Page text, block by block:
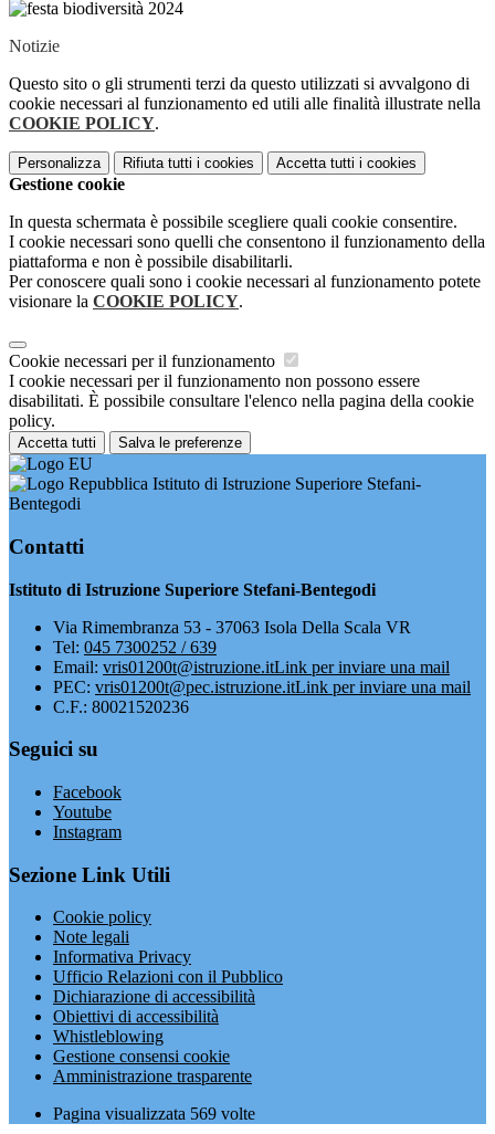
Notizie
Questo sito o gli strumenti terzi da questo utilizzati si avvalgono di
cookie necessari al funzionamento ed utili alle finalità illustrate nella
COOKIE POLICY.
Personalizza Rifiuta tutti i cookies Accetta tutti i cookies
Gestione cookie
In questa schermata è possibile scegliere quali cookie consentire.
I cookie necessari sono quelli che consentono il funzionamento della
piattaforma e non è possibile disabilitarli.
Per conoscere quali sono i cookie necessari al funzionamento potete
visionare la COOKIE POLICY.
Cookie necessari per il funzionamento
I cookie necessari per il funzionamento non possono essere
disabilitati. È possibile consultare l'elenco nella pagina della cookie
policy.
Accetta tutti Salva le preferenze
Istituto di Istruzione Superiore Stefani-
Bentegodi
Contatti
Istituto di Istruzione Superiore Stefani-Bentegodi
Via Rimembranza 53 - 37063 Isola Della Scala VR
Tel: 045 7300252 / 639
Email: vris01200t@istruzione.itLink per inviare una mail
PEC: vris01200t@pec.istruzione.itLink per inviare una mail
C.F.: 80021520236
Seguici su
Facebook
Youtube
Instagram
Sezione Link Utili
Cookie policy
Note legali
Informativa Privacy
Ufficio Relazioni con il Pubblico
Dichiarazione di accessibilità
Obiettivi di accessibilità
Whistleblowing
Gestione consensi cookie
Amministrazione trasparente
Pagina visualizzata 569 volte